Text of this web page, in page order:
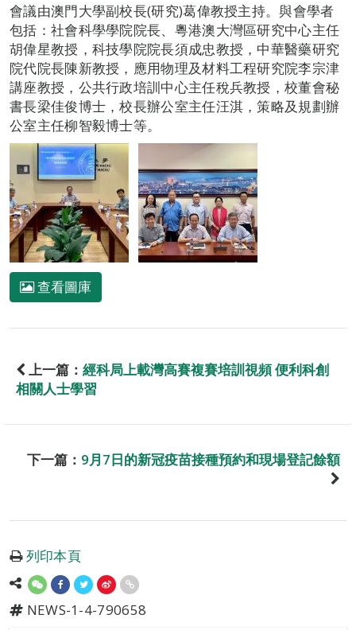
會議由澳門大學副校長(研究)葛偉教授主持。與會學者
包括：社會科學學院院長、粵港澳大灣區研究中心主任
胡偉星教授，科技學院院長須成忠教授，中華醫藥研究
院代院長陳新教授，應用物理及材料工程研究院李宗津
講座教授，公共行政培訓中心主任稅兵教授，校董會秘
書長梁佳俊博士，校長辦公室主任汪淇，策略及規劃辦
公室主任柳智毅博士等。
查看圖庫
上一篇： 經科局上載灣高賽複賽培訓視頻 便利科創
相關人士學習
下一篇： 9月7日的新冠疫苗接種預約和現場登記餘額
列印本頁
NEWS-1-4-790658